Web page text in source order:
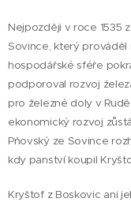
Nejpozději v roce 1535
Sovince, který
hospodářské sféře
podporoval rozvoj
pro železné doly v
ekonomický rozvoj
Pňovský ze Sovince
kdy panství koupil
Kryštof z Boskovic ani